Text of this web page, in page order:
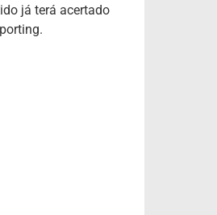
já terá acertado